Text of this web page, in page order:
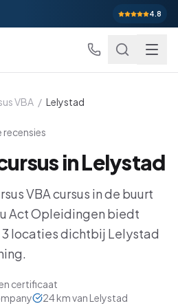
4.8
Beginner
Gevorderd
Gevorderd
Grafieken
Beginner
Gevorderd
Sjablonen Gevorderd
Beginner
een
VBA / Lelystad
inLelystad
VBAcursus in de buurt
Act Opleidingen biedt
3 locaties dichtbij Lelystad
certificaat
24km van Lelystad